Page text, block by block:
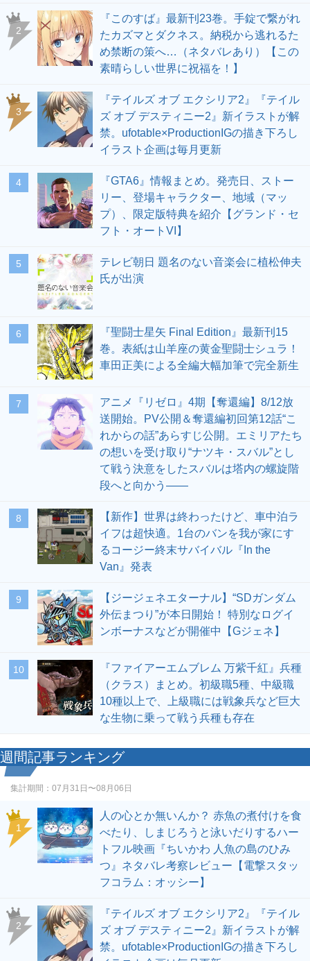
2
『このすば』最新刊23巻。手錠で繋がれ
たカズマとダクネス。納税から逃れるた
め禁断の策へ…（ネタバレあり）【この
素晴らしい世界に祝福を！】
3
『テイルズ オブ エクシリア2』『テイル
ズ オブ デスティニー2』新イラストが解
禁。ufotable×ProductionIGの描き下ろし
イラスト企画は毎月更新
4
『GTA6』情報まとめ。発売日、ストー
リー、登場キャラクター、地域（マッ
プ）、限定版特典を紹介【グランド・セ
フト・オートVI】
5
テレビ朝日 題名のない音楽会に植松伸夫
氏が出演
6
『聖闘士星矢 Final Edition』最新刊15
巻。表紙は山羊座の黄金聖闘士シュラ！
車田正美による全編大幅加筆で完全新生
7
アニメ『リゼロ』4期【奪還編】8/12放
送開始。PV公開＆奪還編初回第12話“こ
れからの話”あらすじ公開。エミリアたち
の想いを受け取り“ナツキ・スバル”とし
て戦う決意をしたスバルは塔内の螺旋階
段へと向かう――
8
【新作】世界は終わったけど、車中泊ラ
イフは超快適。1台のバンを我が家にす
るコージー終末サバイバル『In the
Van』発表
9
【ジージェネエターナル】“SDガンダム
外伝まつり”が本日開始！ 特別なログイ
ンボーナスなどが開催中【Gジェネ】
10
『ファイアーエムブレム 万紫千紅』兵種
（クラス）まとめ。初級職5種、中級職
10種以上で、上級職には戦象兵など巨大
な生物に乗って戦う兵種も存在
週間記事ランキング
集計期間： 07月31日〜08月06日
1
人の心とか無いんか？ 赤魚の煮付けを食
べたり、しまじろうと泳いだりするハー
トフル映画『ちいかわ 人魚の島のひみ
つ』ネタバレ考察レビュー【電撃スタッ
フコラム：オッシー】
2
『テイルズ オブ エクシリア2』『テイル
ズ オブ デスティニー2』新イラストが解
禁。ufotable×ProductionIGの描き下ろし